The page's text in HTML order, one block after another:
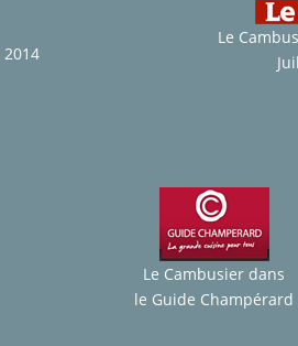
Le
Le Cambusier dans
le Guide Champérard